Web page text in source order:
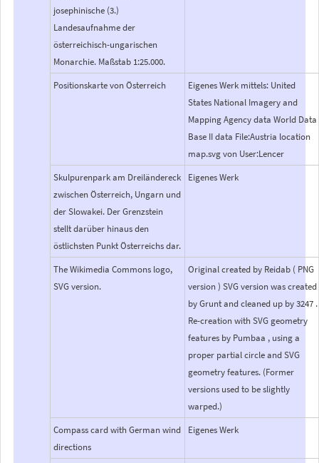
josephinische (3.)
Landesaufnahme der
österreichisch-ungarischen
Monarchie. Maßstab 1:25.000.
Positionskarte von Österreich
Eigenes Werk mittels: United
States National Imagery and
Mapping Agency data World Data
Base II data File:Austria location
map.svg von User:Lencer
Skulpurenpark am Dreiländereck
zwischen Österreich, Ungarn und
der Slowakei. Der Grenzstein
stellt darüber hinaus den
östlichsten Punkt Österreichs dar.
Eigenes Werk
The Wikimedia Commons logo,
SVG version.
Original created by Reidab ( PNG
version ) SVG version was created
by Grunt and cleaned up by 3247 .
Re-creation with SVG geometry
features by Pumbaa , using a
proper partial circle and SVG
geometry features. (Former
versions used to be slightly
warped.)
Compass card with German wind
directions
Eigenes Werk